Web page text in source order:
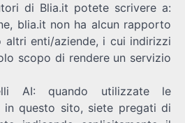
di Blia.it potete scrivere a:
blia.it non ha alcun rapporto
altri enti/aziende, i cui indirizzi
scopo di rendere un servizio
AI: quando utilizzate le
in questo sito, siete pregati di